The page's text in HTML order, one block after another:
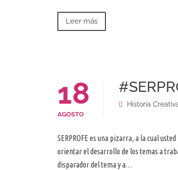
Leer más
18
AGOSTO
Historia
SERPROFE es una pizarra, a la cual
orientar el desarrollo de los temas a
disparador del tema y a…